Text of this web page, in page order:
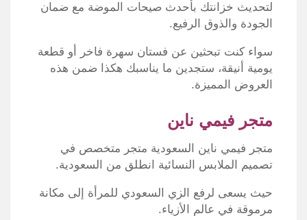
لتحديث خزانتك بأحدث صيحات الموضة مع ضمان
الجودة والذوق الرفيع.
سواء كنت تبحثين عن فستان سهرة فاخر أو قطعة
يومية أنيقة، ستجدين ما يناسبك هكذا ضمن هذه
العروض المميزة.
متجر فيمي ناين
متجر فيمي ناين السعودية متجر متخصص في
تصميم الملابس النسائية انطلق من السعودية.
حيث يسعى لرفع الزي السعودي للمرأة إلى مكانة
مرموقة في عالم الأزياء.